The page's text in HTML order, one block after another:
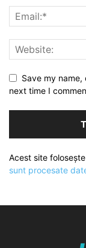
Save my
next time I
Acest site
sunt procesate